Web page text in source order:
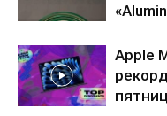
Apple